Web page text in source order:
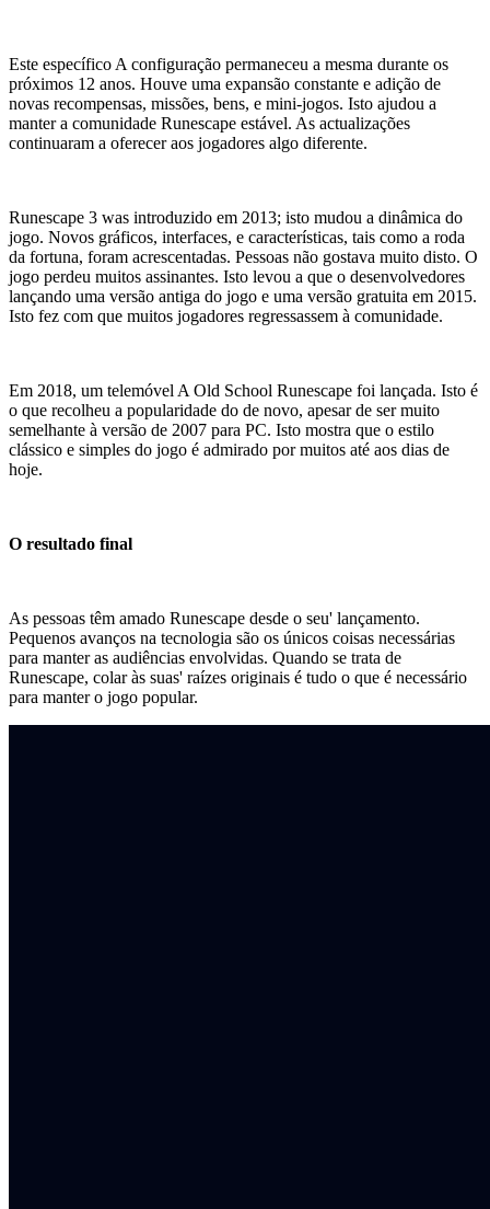
Este específico A configuração permaneceu a mesma durante os
próximos 12 anos. Houve uma expansão constante e adição de
novas recompensas, missões, bens, e mini-jogos. Isto ajudou a
manter a comunidade Runescape estável. As actualizações
continuaram a oferecer aos jogadores algo diferente.
Runescape 3 was introduzido em 2013; isto mudou a dinâmica do
jogo. Novos gráficos, interfaces, e características, tais como a roda
da fortuna, foram acrescentadas. Pessoas não gostava muito disto. O
jogo perdeu muitos assinantes. Isto levou a que o desenvolvedores
lançando uma versão antiga do jogo e uma versão gratuita em 2015.
Isto fez com que muitos jogadores regressassem à comunidade.
Em 2018, um telemóvel A Old School Runescape foi lançada. Isto é
o que recolheu a popularidade do de novo, apesar de ser muito
semelhante à versão de 2007 para PC. Isto mostra que o estilo
clássico e simples do jogo é admirado por muitos até aos dias de
hoje.
O resultado final
As pessoas têm amado Runescape desde o seu' lançamento.
Pequenos avanços na tecnologia são os únicos coisas necessárias
para manter as audiências envolvidas. Quando se trata de
Runescape, colar às suas' raízes originais é tudo o que é necessário
para manter o jogo popular.